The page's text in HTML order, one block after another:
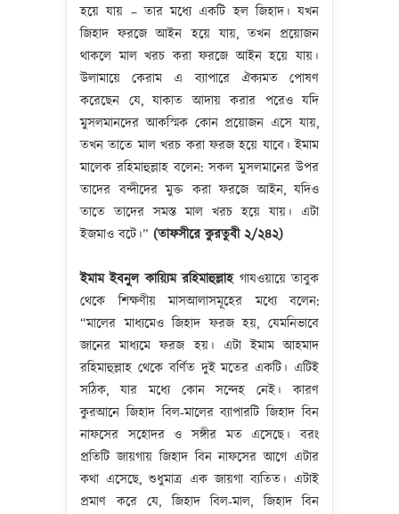
হয়ে যায় – তার মধ্যে একটি হল জিহাদ। যখন
জিহাদ ফরজে আইন হয়ে যায়, তখন প্রয়োজন
থাকলে মাল খরচ করা ফরজে আইন হয়ে যায়।
উলামায়ে কেরাম এ ব্যাপারে ঐক্যমত পোষণ
করেছেন যে, যাকাত আদায় করার পরেও যদি
মুসলমানদের আকস্মিক কোন প্রয়োজন এসে যায়,
তখন তাতে মাল খরচ করা ফরজ হয়ে যাবে। ইমাম
মালেক রহিমাহুল্লাহ বলেন: সকল মুসলমানের উপর
তাদের বন্দীদের মুক্ত করা ফরজে আইন, যদিও
তাতে তাদের সমস্ত মাল খরচ হয়ে যায়। এটা
ইজমাও বটে।” (তাফসীরে কুরতুবী ২/২৪২)
ইমাম ইবনুল কায়্যিম রহিমাহুল্লাহগাযওয়ায়ে তাবুক
থেকে শিক্ষণীয় মাসআলাসমূহের মধ্যে বলেন:
“মালের মাধ্যমেও জিহাদ ফরজ হয়, যেমনিভাবে
জানের মাধ্যমে ফরজ হয়। এটা ইমাম আহমাদ
রহিমাহুল্লাহ থেকে বর্ণিত দুই মতের একটি। এটিই
সঠিক, যার মধ্যে কোন সন্দেহ নেই। কারণ
কুরআনে জিহাদ বিল-মালের ব্যাপারটি জিহাদ বিন
নাফসের সহোদর ও সঙ্গীর মত এসেছে। বরং
প্রতিটি জায়গায় জিহাদ বিন নাফসের আগে এটার
কথা এসেছে, শুধুমাত্র এক জায়গা ব্যতিত। এটাই
প্রমাণ করে যে, জিহাদ বিল-মাল, জিহাদ বিন